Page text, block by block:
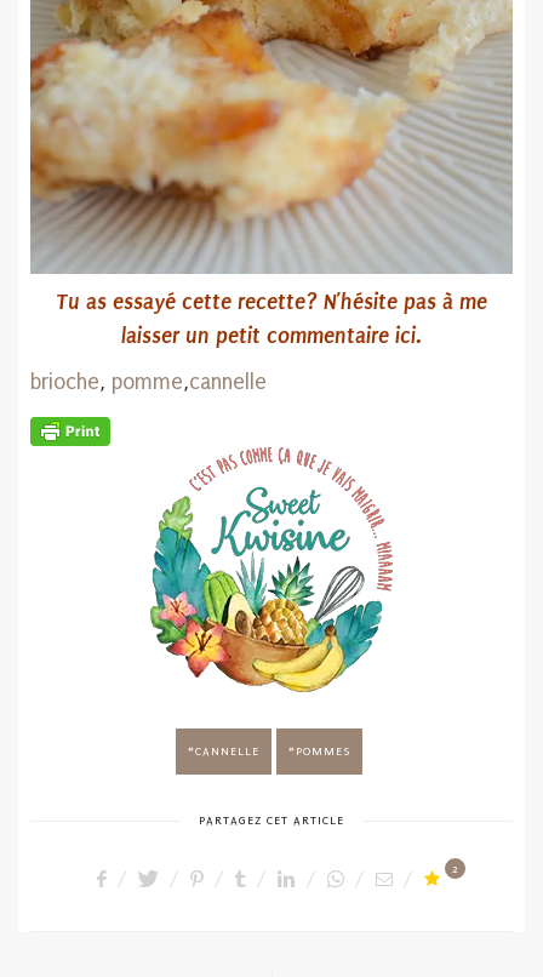
Tu as essayé cette recette? N’hésite pas à me
laisser un petit commentaire ici.
brioche, pomme,cannelle
CANNELLE POMMES
PARTAGEZ CET ARTICLE
2